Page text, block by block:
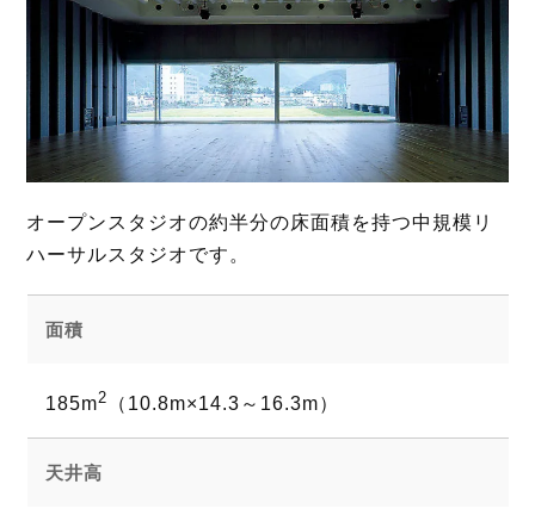
オープンスタジオの約半分の床面積を持つ中規模リ
ハーサルスタジオです。
面積
185m2 （10.8m×14.3～16.3m）
天井高